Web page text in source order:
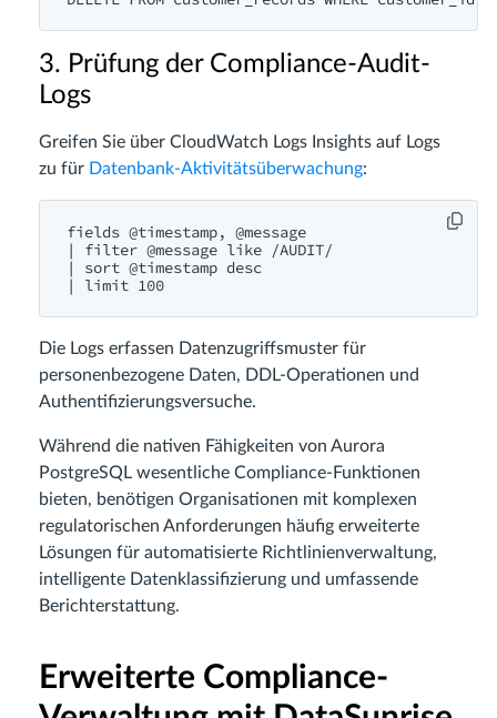
3. Prüfung der Compliance-Audit-
Logs
Greifen Sie über CloudWatch Logs Insights auf Logs
zu für Datenbank-Aktivitätsüberwachung:
fields @timestamp, @message
| filter @message like /AUDIT/
| sort @timestamp desc
Die Logs erfassen Datenzugriffsmuster für
personenbezogene Daten, DDL-Operationen und
Authentifizierungsversuche.
Während die nativen Fähigkeiten von Aurora
PostgreSQL wesentliche Compliance-Funktionen
bieten, benötigen Organisationen mit komplexen
regulatorischen Anforderungen häufig erweiterte
Lösungen für automatisierte Richtlinienverwaltung,
intelligente Datenklassifizierung und umfassende
Berichterstattung.
Erweiterte Compliance-